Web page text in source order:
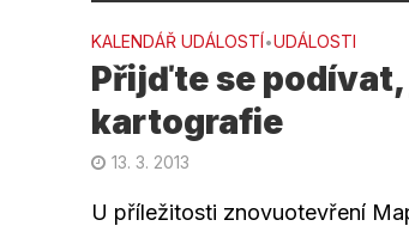
KALENDÁŘ UDÁLOSTÍ•UDÁLOSTI
Přijďte se
kartografie
13. 3. 2013
U příležitosti znovuotevření